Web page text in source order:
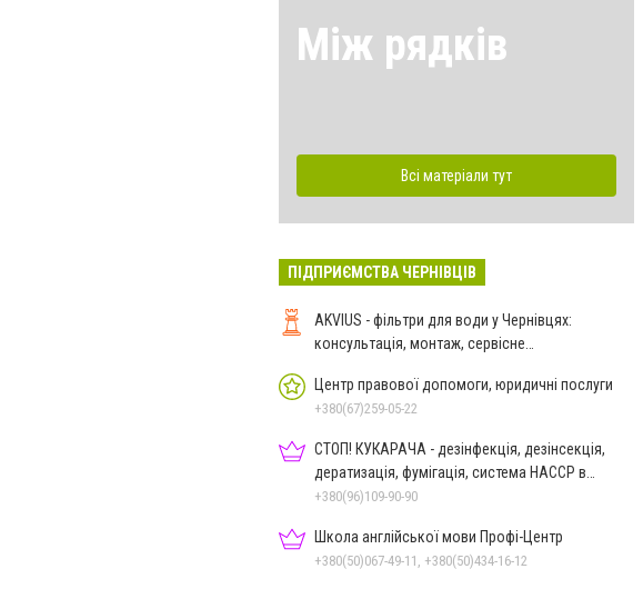
Між рядків
Всі матеріали тут
ПІДПРИЄМСТВА ЧЕРНІВЦІВ
AKVIUS - фільтри для води у Чернівцях:
консультація, монтаж, сервісне
Центр правової допомоги, юридичні послуги
+380(67)259-05-22
СТОП! КУКАРАЧА - дезінфекція, дезінсекція,
дератизація, фумігація, система HACCP в
Чернівцях
+380(96)109-90-90
Школа англійської мови Профі-Центр
+380(50)067-49-11, +380(50)434-16-12